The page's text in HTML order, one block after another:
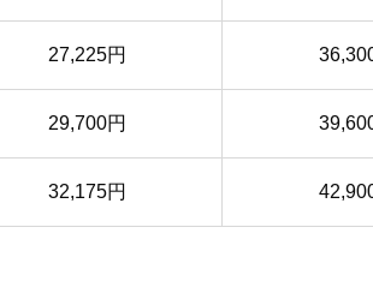
27,225円
29,700円
32,175円